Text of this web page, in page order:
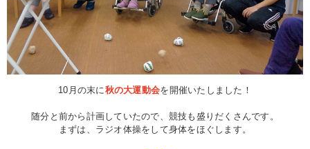
10月の末に秋の大運動会を開催いたしました！
随分と前から計画していたので、競技も盛りだくさんです。
まずは、ラジオ体操をして身体をほぐします。